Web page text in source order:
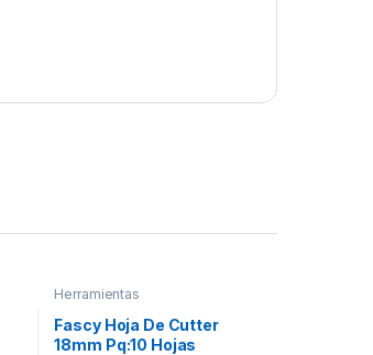
Herramientas
Fascy Hoja De Cutter
18mm Pq:10 Hojas